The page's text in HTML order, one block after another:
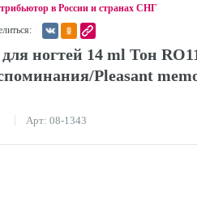
в России и странах СНГ
ногтей 14 ml Тон
Pleasant
Арт: 08-1343